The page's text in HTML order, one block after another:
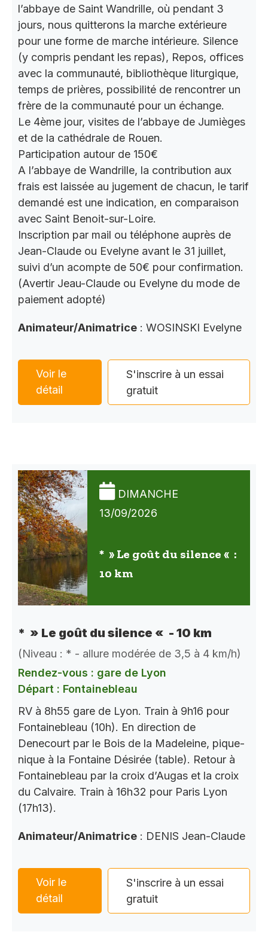
l’abbaye de Saint Wandrille, où pendant 3
jours, nous quitterons la marche extérieure
pour une forme de marche intérieure. Silence
(y compris pendant les repas), Repos, offices
avec la communauté, bibliothèque liturgique,
temps de prières, possibilité de rencontrer un
frère de la communauté pour un échange.
Le 4ème jour, visites de l’abbaye de Jumièges
et de la cathédrale de Rouen.
Participation autour de 150€
A l’abbaye de Wandrille, la contribution aux
frais est laissée au jugement de chacun, le tarif
demandé est une indication, en comparaison
avec Saint Benoit-sur-Loire.
Inscription par mail ou téléphone auprès de
Jean-Claude ou Evelyne avant le 31 juillet,
suivi d’un acompte de 50€ pour confirmation.
(Avertir Jeau-Claude ou Evelyne du mode de
paiement adopté)
Animateur/Animatrice : WOSINSKI Evelyne
Voir le
détail
S'inscrire à un essai
gratuit
DIMANCHE
13/09/2026
* » Le goût du silence « :
10 km
* » Le goût du silence « - 10 km
(Niveau : * - allure modérée de 3,5 à 4 km/h)
Rendez-vous : gare de Lyon
Départ : Fontainebleau
RV à 8h55 gare de Lyon. Train à 9h16 pour
Fontainebleau (10h). En direction de
Denecourt par le Bois de la Madeleine, pique-
nique à la Fontaine Désirée (table). Retour à
Fontainebleau par la croix d’Augas et la croix
du Calvaire. Train à 16h32 pour Paris Lyon
(17h13).
Animateur/Animatrice : DENIS Jean-Claude
Voir le
détail
S'inscrire à un essai
gratuit